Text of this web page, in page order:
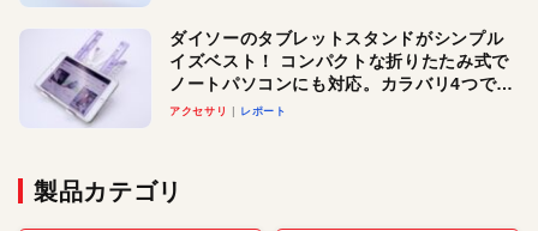
ダイソーのタブレットスタンドがシンプル
イズベスト！ コンパクトな折りたたみ式で
ノートパソコンにも対応。カラバリ4つで選
べる楽しさも
アクセサリ レポート
製品カテゴリ